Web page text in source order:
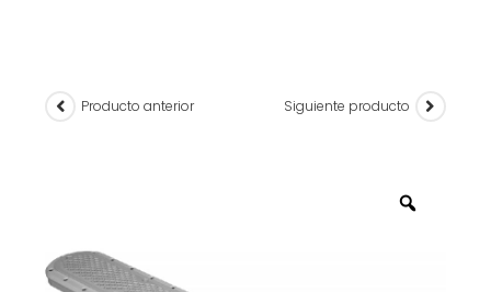
Producto anterior Siguiente producto